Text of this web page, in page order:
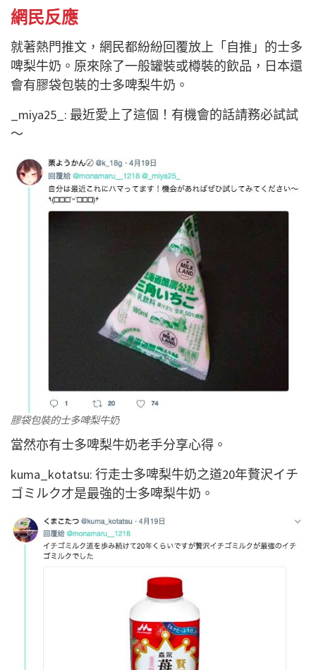
網民反應
就著熱門推文，網民都紛紛回覆放上「自推」的士多
啤梨牛奶。原來除了一般罐裝或樽裝的飲品，日本還
會有膠袋包裝的士多啤梨牛奶。
_miya25_: 最近愛上了這個！有機會的話請務必試試
～
膠袋包裝的士多啤梨牛奶
當然亦有士多啤梨牛奶老手分享心得。
kuma_kotatsu: 行走士多啤梨牛奶之道20年贅沢イチ
ゴミルク才是最強的士多啤梨牛奶。